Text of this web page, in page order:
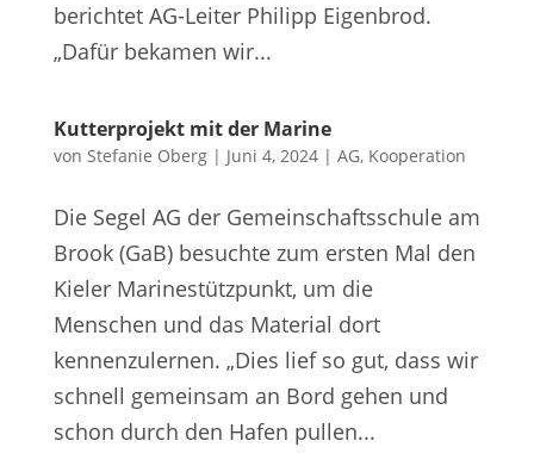
berichtet AG-Leiter Philipp Eigenbrod.
„Dafür bekamen wir...
Kutterprojekt mit der Marine
von Stefanie Oberg| Juni 4, 2024| AG, Kooperation
Die Segel AG der Gemeinschaftsschule am
Brook (GaB) besuchte zum ersten Mal den
Kieler Marinestützpunkt, um die
Menschen und das Material dort
kennenzulernen. „Dies lief so gut, dass wir
schnell gemeinsam an Bord gehen und
schon durch den Hafen pullen...